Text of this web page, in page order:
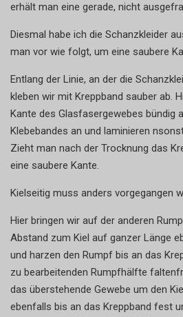
erhält man eine gerade, nicht
Diesmal habe ich die Schanzkleider
man vor wie folgt, um eine saubere
Entlang der Linie, an der die
kleben wir mit Kreppband sauber ab.
Kante des Glasfasergewebes bündig
Klebebandes an und laminieren
Zieht man nach der Trocknung das
eine saubere Kante.
Kielseitig muss anders vorgegangen
Hier bringen wir auf der anderen
Abstand zum Kiel auf ganzer Länge
und harzen den Rumpf bis an das
zu bearbeitenden Rumpfhälfte
das überstehende Gewebe um den
ebenfalls bis an das Kreppband fest